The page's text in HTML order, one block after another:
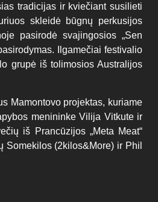
tradicijas ir kviečiant susilieti
skleidė būgnų perkusijos
pasirodė svajingosios „Sen
Ilgamečiai festivalio
grupė iš tolimosios Australijos
Mamontovo projektas, kuriame
menininke Vilija Vitkute ir
iš Prancūzijos „Meta Meat“
(2kilos&More) ir Phil